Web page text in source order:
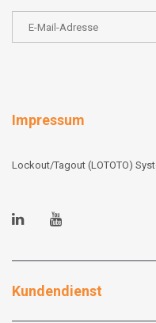
Impressum
Lockout/Tagout (LOTOTO)
Kundendienst